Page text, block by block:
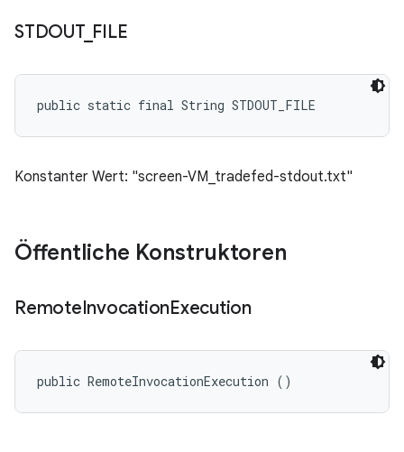
STDOUT_ FILE
public static final String STDOUT_FILE
Konstanter Wert: "screen-VM_tradefed-stdout.txt"
Öffentliche Konstruktoren
RemoteInvocationExecution
public RemoteInvocationExecution ()